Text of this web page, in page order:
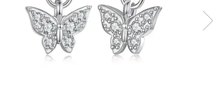
semipretioase
Bijuterii argint placat cu aur
Bijuterii argint cu diverse
Bijuterii de Lux
Bijuterii gotice si rock
Bijuterii Handmade
Bijuterii fantezie